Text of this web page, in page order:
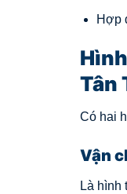
Hợp
Tân
Có hai
Vận
Là hình